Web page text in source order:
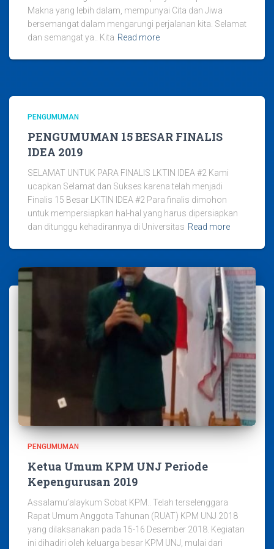
Makna yang lebih dalam, mempunyai Cita dan Jiwa
bersemangat dalam mengarungi perjalanan kita. Selamat
dan semangat ya.. Kita Read more
PENGUMUMAN
PENGUMUMAN 15 BESAR FINALIS
IDEA 2019
SELAMAT UNTUK PARA FINALIS LKTIN IDEA #2 Kami
ucapkan Selamat dan Sukses karena telah menjadi
Finalis 15 Besar LKTIN IDEA #2 Para finalis dimohon
untuk mempersiapkan hal-hal yang harus dipersiapkan
dan ditunggu kehadirannya di Universitas Read more
PENGUMUMAN
Ketua Umum KPM UNJ Periode
Kepengurusan 2019
Assalamu’alaykum Sobat KPM.. Telah terselenggara
Rapat Umum Anggota Tahunan (RUAT) KPM UNJ 2018
yang dilaksanakan pada 15-16 Desember 2018. Kegiatan
ini dihadiri oleh keluarga besar KPM UNJ, mulai dari